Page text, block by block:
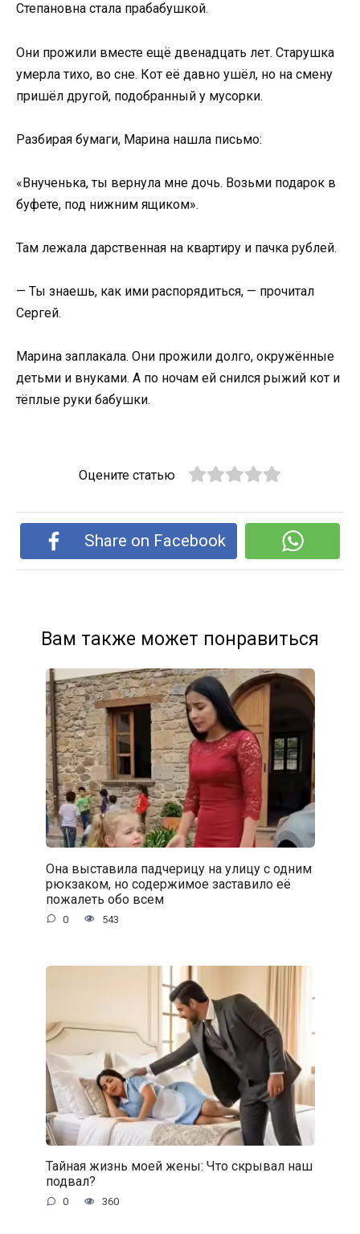
Степановна стала прабабушкой.
Они прожили вместе ещё двенадцать лет. Старушка
умерла тихо, во сне. Кот её давно ушёл, но на смену
пришёл другой, подобранный у мусорки.
Разбирая бумаги, Марина нашла письмо:
«Внученька, ты вернула мне дочь. Возьми подарок в
буфете, под нижним ящиком».
Там лежала дарственная на квартиру и пачка рублей.
— Ты знаешь, как ими распорядиться, — прочитал
Сергей.
Марина заплакала. Они прожили долго, окружённые
детьми и внуками. А по ночам ей снился рыжий кот и
тёплые руки бабушки.
Оцените статью
Share on Facebook
Вам также может понравиться
Она выставила падчерицу на улицу с одним
рюкзаком, но содержимое заставило её
пожалеть обо всем
0 543
Тайная жизнь моей жены: Что скрывал наш
подвал?
0 360